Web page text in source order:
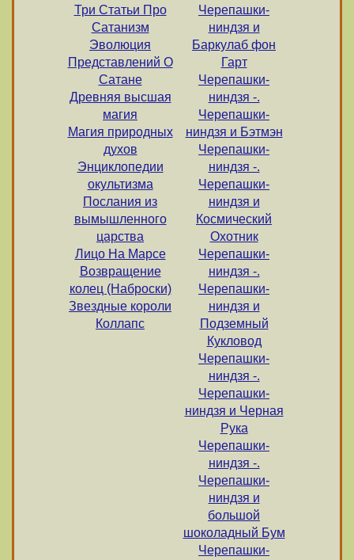
Три Статьи Про
Сатанизм
Эволюция
Представлений О
Сатане
Древняя высшая
магия
Магия природных
духов
Энциклопедии
окультизма
Послания из
вымышленного
царства
Лицо На Марсе
Возвращение
колец (Наброски)
Звездные короли
Коллапс
Черепашки-
ниндзя и
Баркулаб фон
Гарт
Черепашки-
ниндзя -.
Черепашки-
ниндзя и Бэтмэн
Черепашки-
ниндзя -.
Черепашки-
ниндзя и
Космический
Охотник
Черепашки-
ниндзя -.
Черепашки-
ниндзя и
Подземный
Кукловод
Черепашки-
ниндзя -.
Черепашки-
ниндзя и Черная
Рука
Черепашки-
ниндзя -.
Черепашки-
ниндзя и
большой
шоколадный Бум
Черепашки-